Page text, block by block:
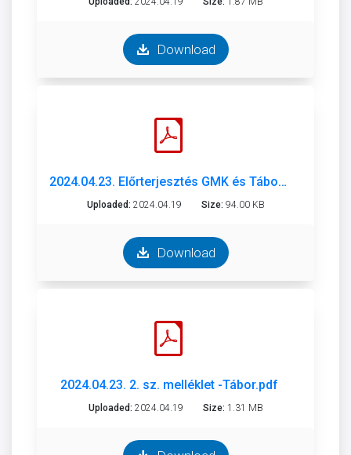
Download
2024.04.23. Előrterjesztés GMK és Tábor beszámoló .pdf
Uploaded: 2024.04.19 Size: 94.00 KB
Download
2024.04.23. 2. sz. melléklet -Tábor.pdf
Uploaded: 2024.04.19 Size: 1.31 MB